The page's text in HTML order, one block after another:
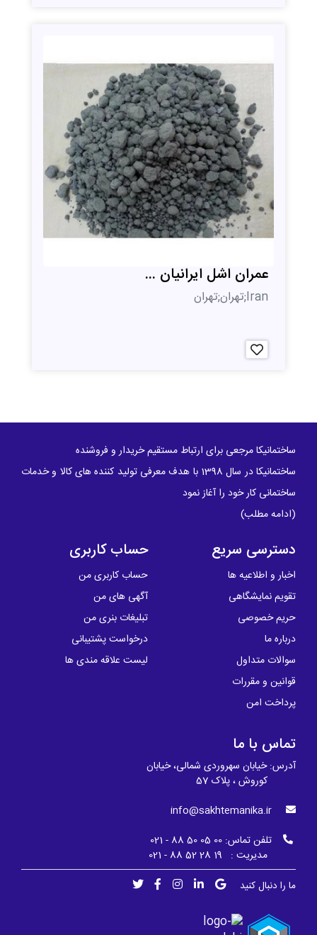
عمران اشل ایرانیان ...
Iran;تهران;تهران
ساختمانیکا مرجعی برای ارتباط مستقیم خریدار و فروشنده
ساختمانیکا در سال 1398 با هدف معرفی تولید کننده های کالا و خدمات
ساختمانی کار خود را آغاز نمود
(ادامه مطلب)
دسترسی سریع
اخبار و اطلاعیه ها
تقویم نمایشگاهی
حریم خصوصی
درباره ما
سوالات متداول
قوانین و مقررات
پرداخت امن
حساب کاربری
حساب کاربری من
آگهی های من
تبلیغات بنری من
درخواست پشتیبانی
لیست علاقه مندی ها
تماس با ما
آدرس: خیابان سهروردی شمالی، خیابان
کوروش ، پلاک 57
info@sakhtemanika.ir
تلفن تماس: 00 05 50 88 - 021
مدیریت : 19 28 52 88 - 021
ما را دنبال کنید